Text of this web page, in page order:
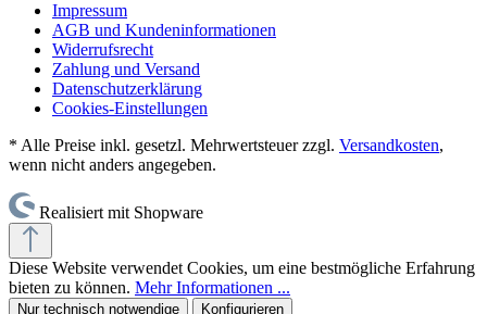
Impressum
AGB und Kundeninformationen
Widerrufsrecht
Zahlung und Versand
Datenschutzerklärung
Cookies-Einstellungen
* Alle Preise inkl. gesetzl. Mehrwertsteuer zzgl. Versandkosten,
wenn nicht anders angegeben.
Realisiert mit Shopware
Diese Website verwendet Cookies, um eine bestmögliche Erfahrung
bieten zu können. Mehr Informationen ...
Nur technisch notwendige Konfigurieren